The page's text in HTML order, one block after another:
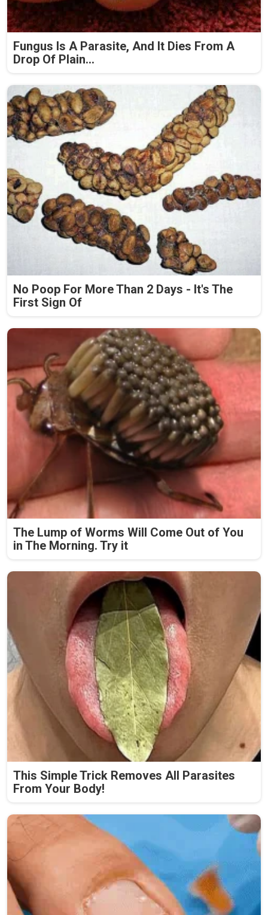
Fungus Is A Parasite, And It Dies From A
Drop Of Plain...
No Poop For More Than 2 Days - It's The
First Sign Of
The Lump of Worms Will Come Out of You
in The Morning. Try it
This Simple Trick Removes All Parasites
From Your Body!